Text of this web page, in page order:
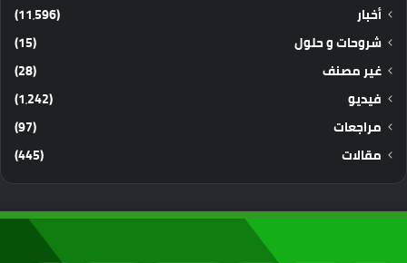
أخبار
(11٬596)
شروحات و حلول
(15)
غير مصنف
(28)
فيديو
(1٬242)
مراجعات
(97)
مقالات
(445)